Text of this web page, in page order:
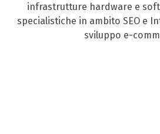
infrastrutture hardware e
specialistiche in ambito SEO e
sviluppo e-